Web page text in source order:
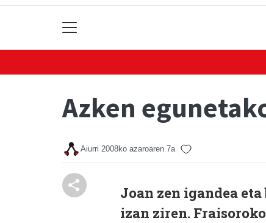
Azken
Aiurri 2008ko azaroaren 7a
Joan zen igandea
izan ziren.